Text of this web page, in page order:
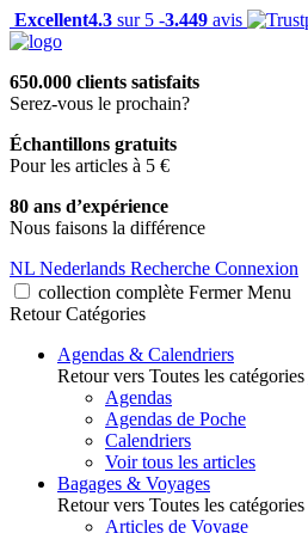
Excellent4.3 sur 5 -3.449 avis
650.000 clients satisfaits
Serez-vous le prochain?
Échantillons gratuits
Pour les articles à 5 €
80 ans d’expérience
Nous faisons la différence
NL Nederlands Recherche Connexion
collection complète Fermer Menu
Retour Catégories
Agendas & Calendriers
Retour vers Toutes les catégories
Agendas
Agendas de Poche
Calendriers
Voir tous les articles
Bagages & Voyages
Retour vers Toutes les catégories
Articles de Voyage